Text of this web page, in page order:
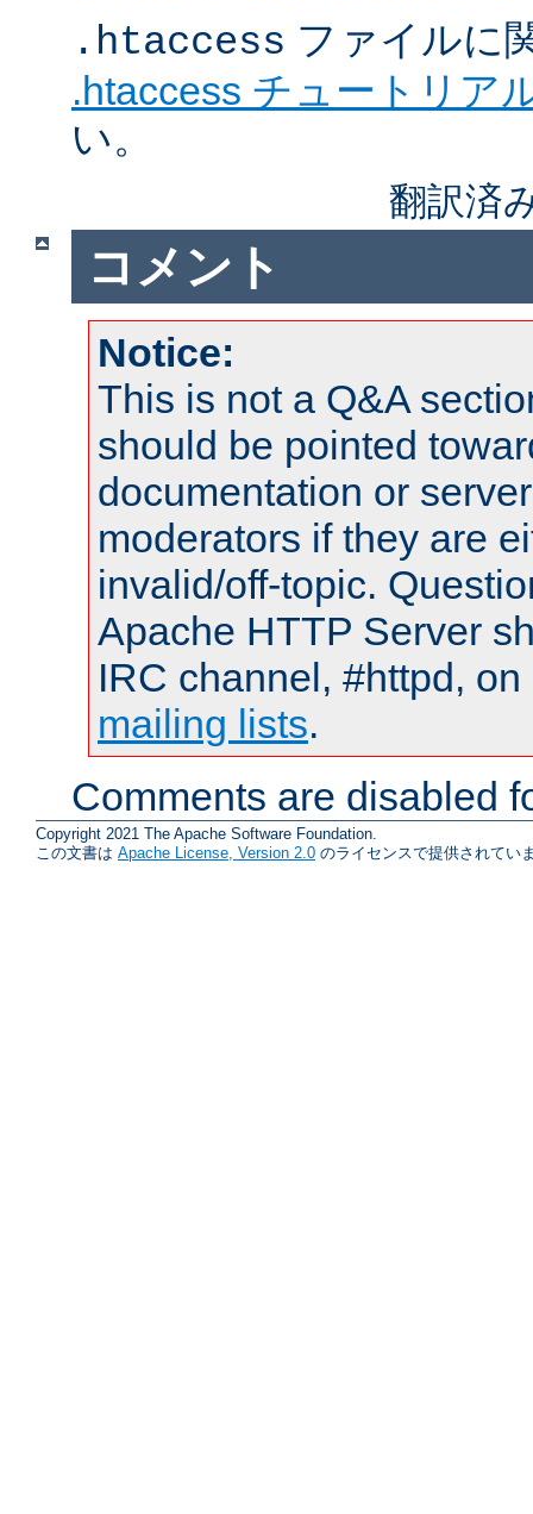
.htaccess ファイルに
.htaccess チュートリア
い。
翻訳済
コメント
Notice:
This is not a Q&A
should be pointed
documentation or
moderators if they are
invalid/off-topic.
Apache HTTP Server
IRC channel, #httpd,
mailing lists.
Comments are disabled
Copyright 2021 The Apache Software Foundation.
この文書は Apache License, Version 2.0 のライセンスで提供されてい